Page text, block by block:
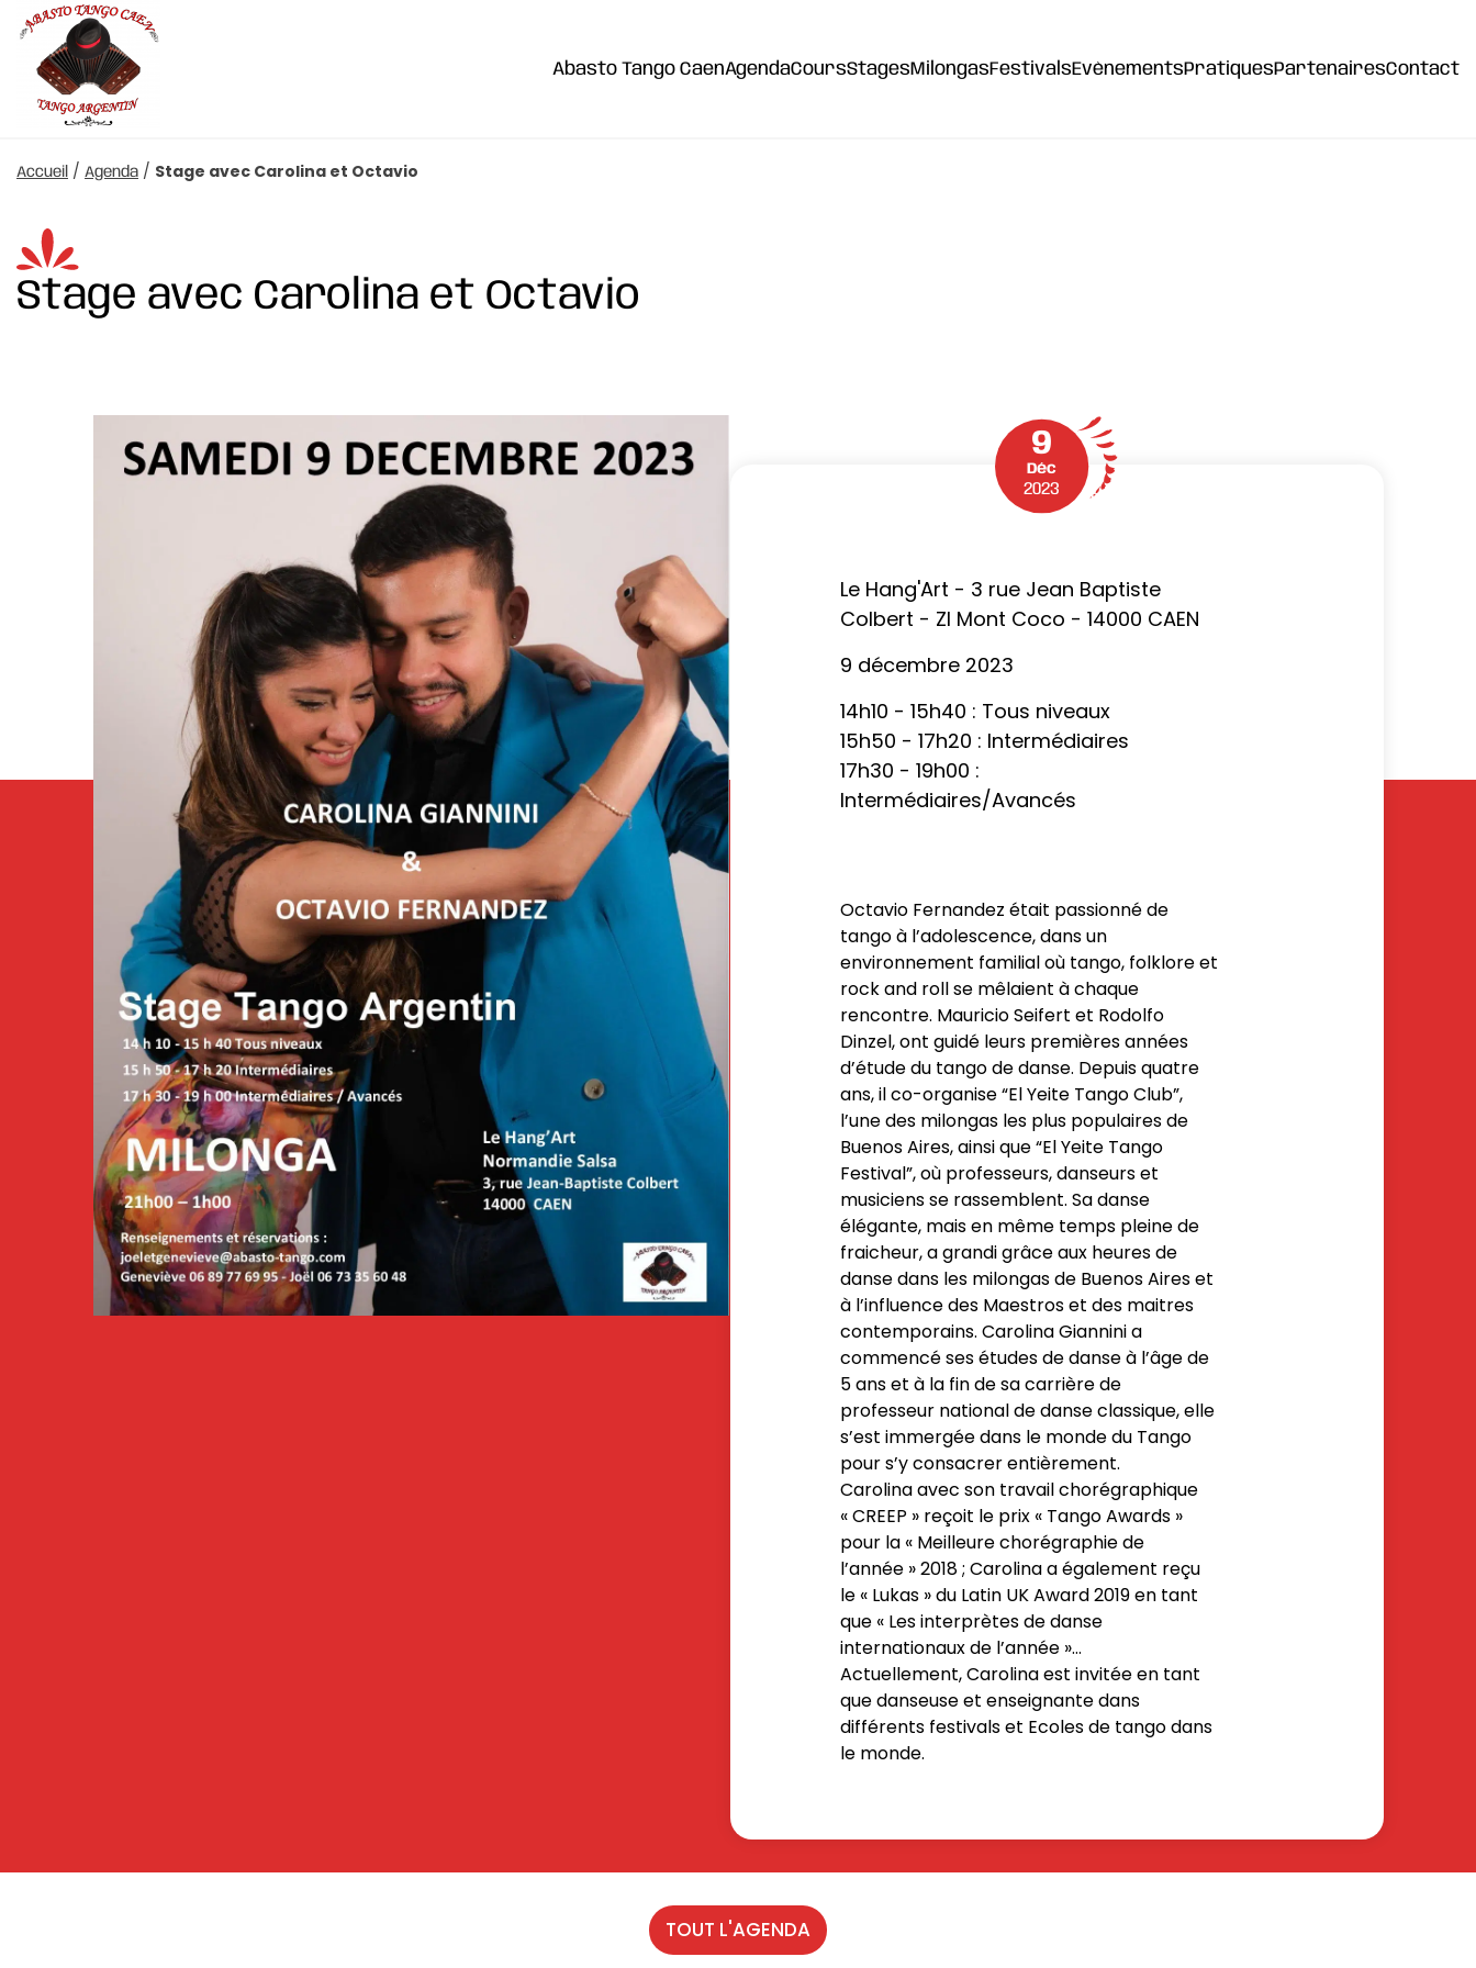
Abasto Tango CaenAgendaCoursStagesMilongasFestivalsEvènementsPratiquesPartenairesContact
Accueil / Agenda / Stage avec Carolina et Octavio
Stage avec Carolina et Octavio
9
Déc
2023
Le Hang'Art - 3 rue Jean Baptiste
Colbert - ZI Mont Coco - 14000 CAEN
9 décembre 2023
14h10 - 15h40 : Tous niveaux
15h50 - 17h20 : Intermédiaires
17h30 - 19h00 :
Intermédiaires/Avancés
Octavio Fernandez était passionné de
tango à l’adolescence, dans un
environnement familial où tango, folklore et
rock and roll se mêlaient à chaque
rencontre. Mauricio Seifert et Rodolfo
Dinzel, ont guidé leurs premières années
d’étude du tango de danse. Depuis quatre
ans, il co-organise “El Yeite Tango Club”,
l’une des milongas les plus populaires de
Buenos Aires, ainsi que “El Yeite Tango
Festival”, où professeurs, danseurs et
musiciens se rassemblent. Sa danse
élégante, mais en même temps pleine de
fraicheur, a grandi grâce aux heures de
danse dans les milongas de Buenos Aires et
à l’influence des Maestros et des maitres
contemporains. Carolina Giannini a
commencé ses études de danse à l’âge de
5 ans et à la fin de sa carrière de
professeur national de danse classique, elle
s’est immergée dans le monde du Tango
pour s’y consacrer entièrement.
Carolina avec son travail chorégraphique
« CREEP » reçoit le prix « Tango Awards »
pour la « Meilleure chorégraphie de
l’année » 2018 ; Carolina a également reçu
le « Lukas » du Latin UK Award 2019 en tant
que « Les interprètes de danse
internationaux de l’année »…
Actuellement, Carolina est invitée en tant
que danseuse et enseignante dans
différents festivals et Ecoles de tango dans
le monde.
TOUT L'AGENDA